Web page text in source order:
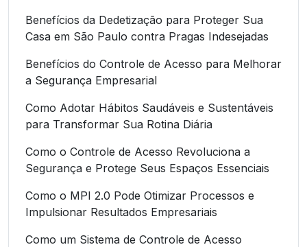
Benefícios da Dedetização para Proteger Sua
Casa em São Paulo contra Pragas Indesejadas
Benefícios do Controle de Acesso para Melhorar
a Segurança Empresarial
Como Adotar Hábitos Saudáveis e Sustentáveis
para Transformar Sua Rotina Diária
Como o Controle de Acesso Revoluciona a
Segurança e Protege Seus Espaços Essenciais
Como o MPI 2.0 Pode Otimizar Processos e
Impulsionar Resultados Empresariais
Como um Sistema de Controle de Acesso